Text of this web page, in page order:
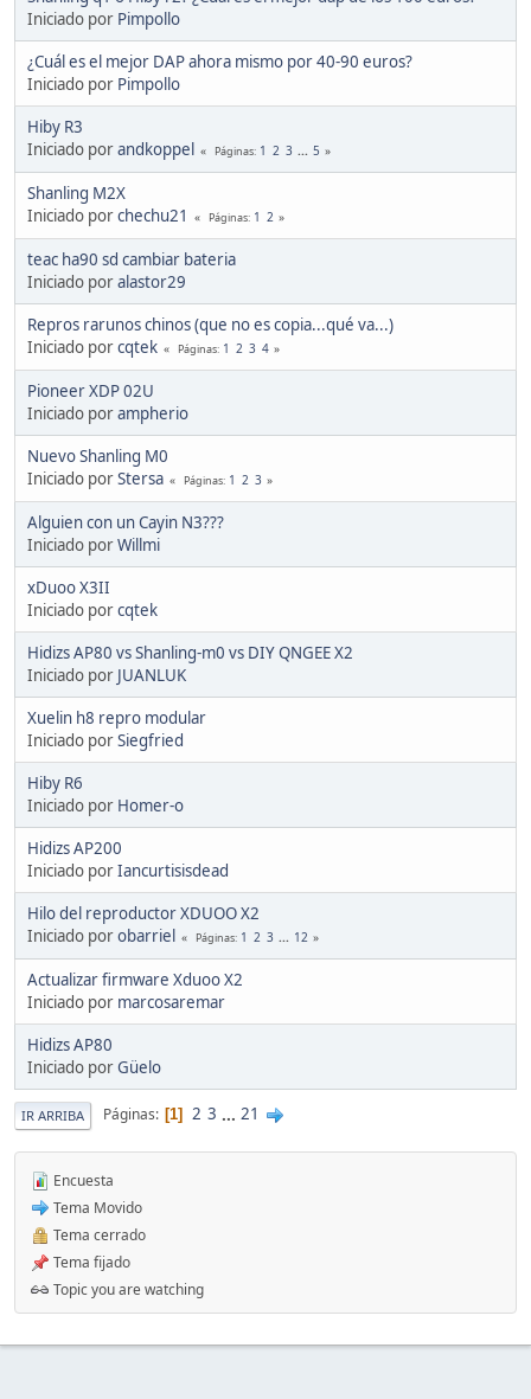
Iniciado por Pimpollo
¿Cuál es el mejor DAP ahora mismo por 40-90 euros?
Iniciado por Pimpollo
Hiby R3
Iniciado porandkoppel Páginas 1 2 3 ... 5
Shanling M2X
Iniciado porchechu21 Páginas 1 2
teac ha90 sd cambiar bateria
Iniciado poralastor29
Repros rarunos chinos (que no es copia...qué va...)
Iniciado porcqtek Páginas 1 2 3 4
Pioneer XDP 02U
Iniciado porampherio
Nuevo Shanling M0
Iniciado porStersa Páginas 1 2 3
Alguien con un Cayin N3???
Iniciado porWillmi
xDuoo X3II
Iniciado porcqtek
Hidizs AP80 vs Shanling-m0 vs DIY QNGEE X2
Iniciado por JUANLUK
Xuelin h8 repro modular
Iniciado porSiegfried
Hiby R6
Iniciado por Homer-o
Hidizs AP200
Iniciado porIancurtisisdead
Hilo del reproductor XDUOO X2
Iniciado porobarriel Páginas 1 2 3 ... 12
Actualizar firmware Xduoo X2
Iniciado por marcosaremar
Hidizs AP80
Iniciado porGüelo
IR ARRIBA Páginas 1 2 3 ... 21
Encuesta
Tema Movido
Tema cerrado
Tema fijado
Topic you are watching